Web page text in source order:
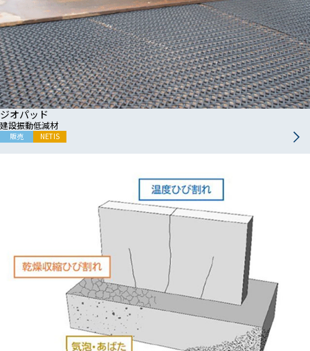
ジオパッド
建設振動低減材
販売 NETIS